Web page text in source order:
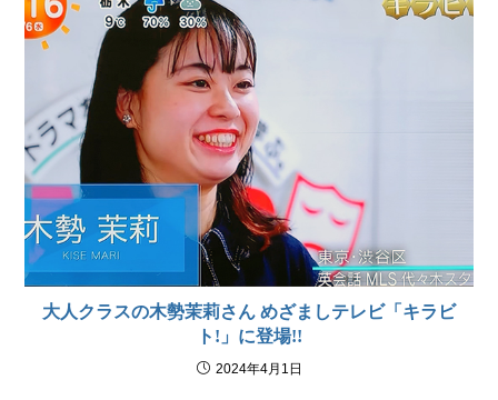
大人クラスの木勢茉莉さん めざましテレビ「キラビ
ト!」に登場!!
2024年4月1日